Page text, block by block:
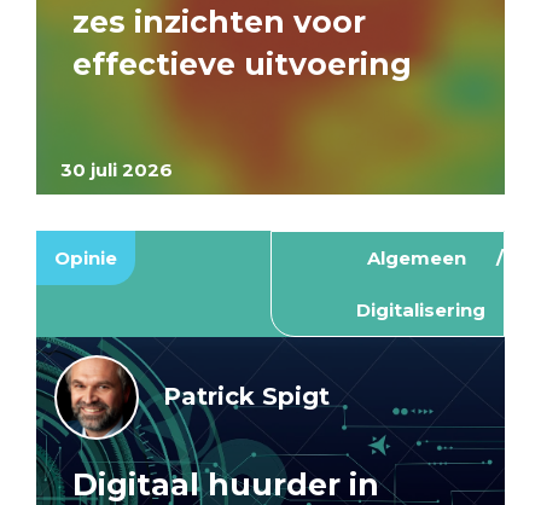
30 juli 2026
zes inzichten voor
effectieve uitvoering
Opinie Algemeen
Digitalisering
Patrick Spigt
Digitaal huurder in